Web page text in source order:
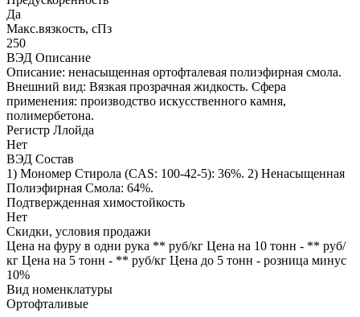
Да
Макс.вязкoсть, сПз
250
ВЭД Описание
Описание: ненасыщенная ортофталевая полиэфирная смола.
Внешний вид: Вязкая прозрачная жидкость. Сфера
применения: производство искусственного камня,
полимербетона.
Регистр Ллойда
Нет
ВЭД Состав
1) Мономер Стирола (CAS: 100-42-5): 36%. 2) Ненасыщенная
Полиэфирная Смола: 64%.
Подтвержденная химостойкость
Нет
Скидки, условия продажи
Цена на фуру в одни рука ** руб/кг Цена на 10 тонн - ** руб/
кг Цена на 5 тонн - ** руб/кг Цена до 5 тонн - розница минус
10%
Вид номенклатуры
Ортофталивые